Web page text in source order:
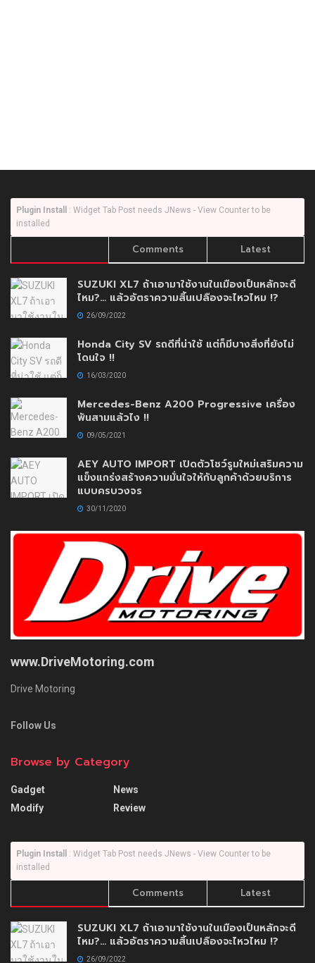
Plugin Install
: Widget Tab Post needs JNews - View Counter to be
installed
Comments Latest
SUZUKI XL7 ถ้าเอามาใช้งานในเมืองเป็นหลักจะดี
ไหม?… แล้วอัตราความสิ้นเปลืองจะไหวไหม !?
26/09/2022
Honda City SV รถดีที่น่าใช้ แต่ก็มีบางสิ่งที่ยังไม่
โดนใจ !!
16/03/2020
Mercedes-Benz A200 Progressive เครื่อง
พันสามแล้วไง !!
09/05/2021
AEY AUTO IMPORT เปิดตัวโชว์รูมใหม่เสริมความ
แข็งแกร่งสร้างความมั่นใจให้กับลูกค้าด้วยบริการ
แบบครบวงจร
30/11/2020
www.DriveMotoring.com
Drive Motoring
Follow Us
Browse by Category
Gadget
Modify
News
Review
Plugin Install
: Widget Tab Post needs JNews - View Counter to be
installed
Comments Latest
SUZUKI XL7 ถ้าเอามาใช้งานในเมืองเป็นหลักจะดี
ไหม?… แล้วอัตราความสิ้นเปลืองจะไหวไหม !?
26/09/2022